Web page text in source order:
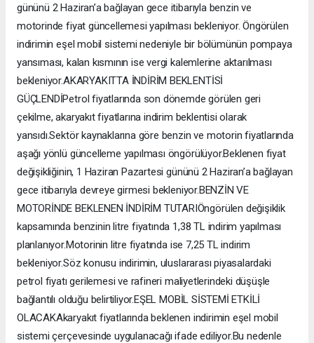
gününü 2 Haziran’a bağlayan gece itibarıyla benzin ve
motorinde fiyat güncellemesi yapılması bekleniyor. Öngörülen
indirimin eşel mobil sistemi nedeniyle bir bölümünün pompaya
yansıması, kalan kısmının ise vergi kalemlerine aktarılması
bekleniyor.AKARYAKITTA İNDİRİM BEKLENTİSİ
GÜÇLENDİPetrol fiyatlarında son dönemde görülen geri
çekilme, akaryakıt fiyatlarına indirim beklentisi olarak
yansıdı.Sektör kaynaklarına göre benzin ve motorin fiyatlarında
aşağı yönlü güncelleme yapılması öngörülüyor.Beklenen fiyat
değişikliğinin, 1 Haziran Pazartesi gününü 2 Haziran’a bağlayan
gece itibarıyla devreye girmesi bekleniyor.BENZİN VE
MOTORİNDE BEKLENEN İNDİRİM TUTARIÖngörülen değişiklik
kapsamında benzinin litre fiyatında 1,38 TL indirim yapılması
planlanıyor.Motorinin litre fiyatında ise 7,25 TL indirim
bekleniyor.Söz konusu indirimin, uluslararası piyasalardaki
petrol fiyatı gerilemesi ve rafineri maliyetlerindeki düşüşle
bağlantılı olduğu belirtiliyor.EŞEL MOBİL SİSTEMİ ETKİLİ
OLACAKAkaryakıt fiyatlarında beklenen indirimin eşel mobil
sistemi çerçevesinde uygulanacağı ifade ediliyor.Bu nedenle